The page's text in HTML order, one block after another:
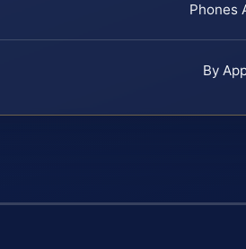
Phones
By